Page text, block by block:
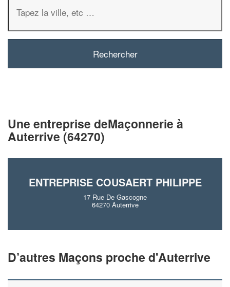
Une entreprise deMaçonnerie à
Auterrive (64270)
ENTREPRISE COUSAERT PHILIPPE
17 Rue De Gascogne
64270 Auterrive
D’autres Maçons proche d'Auterrive
✕
Vous êtes un
vosmargestout en gagnant
En savoir plus